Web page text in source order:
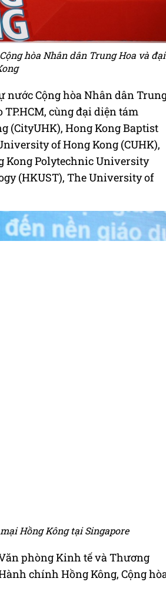
hòa Nhân dân Trung Hoa và đại
nước Cộng hòa Nhân dân
cùng đại diện tám
(CityUHK), Hong Kong Baptist
of Hong Kong (CUHK),
Kong Polytechnic University
(HKUST), The University of
Hồng Kông tại Singapore
phòng Kinh tế và Thương
chính Hồng Kông, Cộng